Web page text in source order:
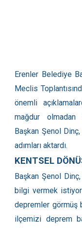
Erenler Belediye
Meclis
önemli
mağdur olmadan
Başkan Şenol
adımları aktardı.
KENTSEL
Başkan Şenol
bilgi vermek
depremler görmüş
ilçemizi deprem